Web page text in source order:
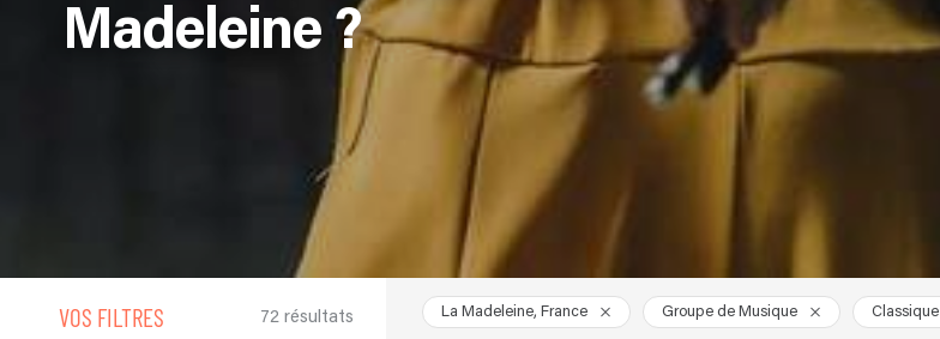
Madeleine ?
VOS FILTRES 72 résultats La Madeleine, France Groupe de Musique Classique